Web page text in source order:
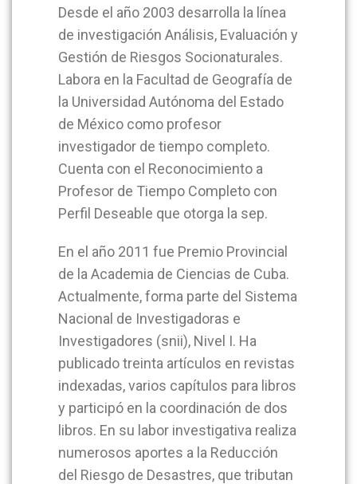
Desde el año 2003 desarrolla la línea
de investigación Análisis, Evaluación y
Gestión de Riesgos Socionaturales.
Labora en la Facultad de Geografía de
la Universidad Autónoma del Estado
de México como profesor
investigador de tiempo completo.
Cuenta con el Reconocimiento a
Profesor de Tiempo Completo con
Perfil Deseable que otorga la sep.
En el año 2011 fue Premio Provincial
de la Academia de Ciencias de Cuba.
Actualmente, forma parte del Sistema
Nacional de Investigadoras e
Investigadores (snii), Nivel I. Ha
publicado treinta artículos en revistas
indexadas, varios capítulos para libros
y participó en la coordinación de dos
libros. En su labor investigativa realiza
numerosos aportes a la Reducción
del Riesgo de Desastres, que tributan